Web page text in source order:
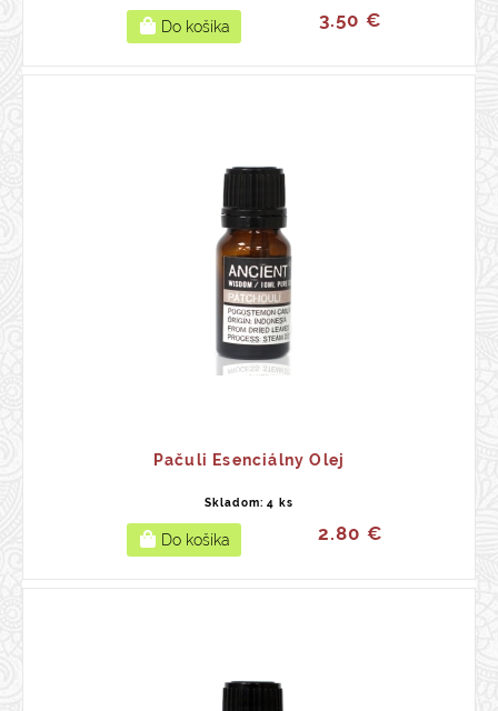
3.50 €
Pačuli Esenciálny Olej
Skladom: 4 ks
2.80 €